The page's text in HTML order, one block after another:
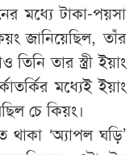
মধ্যে টাকা-পয়সা
জানিয়েছিল, তাঁর
তার স্ত্রী ইয়াং
মধ্যেই ইয়াং
চে কিয়ং।
থাকা ‘অ্যাপল ঘড়ি’